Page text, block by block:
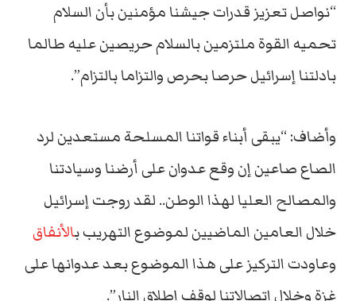
“نواصل تعزيز قدرات جيشنا مؤمنين بأن السلام
تحميه القوة ملتزمين بالسلام حريصين عليه طالما
بادلتنا إسرائيل حرصا بحرص والتزاما بالتزام”.
وأضاف: “يبقى أبناء قواتنا المسلحة مستعدين لرد
الصاع صاعين إن وقع عدوان على أرضنا وسيادتنا
والمصالح العليا لهذا الوطن.. لقد روجت إسرائيل
خلال العامين الماضيين لموضوع التهريب بالأنفاق
وعاودت التركيز على هذا الموضوع بعد عدوانها على
غزة وخلال اتصالاتنا لوقف إطلاق النار”.